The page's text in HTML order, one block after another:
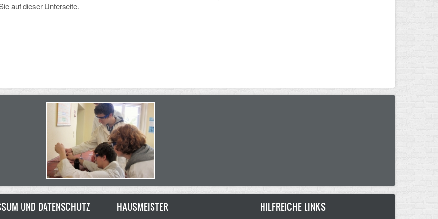
auf dieser Unterseite.
UND DATENSCHUTZ HAUSMEISTER HILFREICHE LINKS